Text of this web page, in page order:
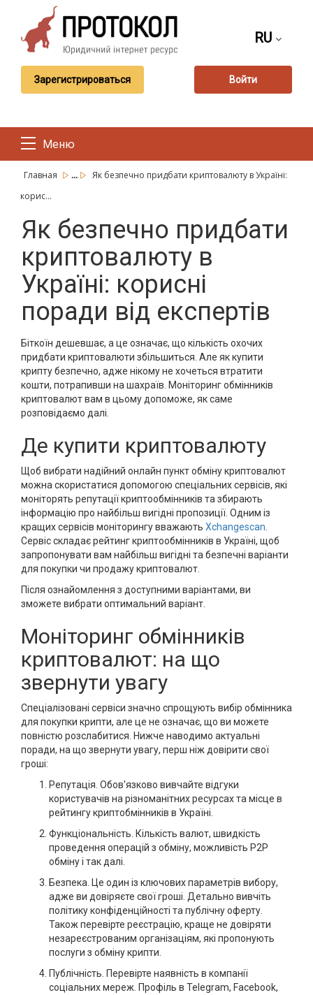
RU
Зарегистрироваться Войти
Меню
Главная ...
Як безпечно придбати криптовалюту в Україні:
корис...
Як безпечно придбати
криптовалюту в
Україні: корисні
поради від експертів
Біткоїн дешевшає, а це означає, що кількість охочих
придбати криптовалюти збільшиться. Але як купити
крипту безпечно, адже нікому не хочеться втратити
кошти, потрапивши на шахраїв. Моніторинг обмінників
криптовалют вам в цьому допоможе, як саме
розповідаємо далі.
Де купити криптовалюту
Щоб вибрати надійний онлайн пункт обміну криптовалют
можна скористатися допомогою спеціальних сервісів, які
моніторять репутації криптообмінників та збирають
інформацію про найбільш вигідні пропозиції. Одним із
кращих сервісів моніторингу вважають Xchangescan
Сервіс складає рейтинг криптообмінників в Україні, щоб
запропонувати вам найбільш вигідні та безпечні варіанти
для покупки чи продажу криптовалют.
Після ознайомлення з доступними варіантами, ви
зможете вибрати оптимальний варіант.
Моніторинг обмінників
криптовалют: на що
звернути увагу
Спеціалізовані сервіси значно спрощують вибір обмінника
для покупки крипти, але це не означає, що ви можете
повністю розслабитися. Нижче наводимо актуальні
поради, на що звернути увагу, перш ніж довірити свої
гроші:
Репутація. Обов'язково вивчайте відгуки
користувачів на різноманітних ресурсах та місце в
рейтингу криптобмінників в Україні.
Функціональність. Кількість валют, швидкість
проведення операцій з обміну, можливість P2P
обміну і так далі.
Безпека. Це один із ключових параметрів вибору,
адже ви довіряєте свої гроші. Детально вивчіть
політику конфіденційності та публічну оферту.
Також перевірте реєстрацію, краще не довіряти
незареєстрованим організаціям, які пропонують
послуги з обміну крипти.
Публічність. Перевірте наявність в компанії
соціальних мереж. Профіль в Telegram, Facebook,